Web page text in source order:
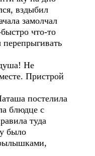
вздыбил
замолчал
что-то
Не
Пристрой
постелила
блюдце с
туда
было